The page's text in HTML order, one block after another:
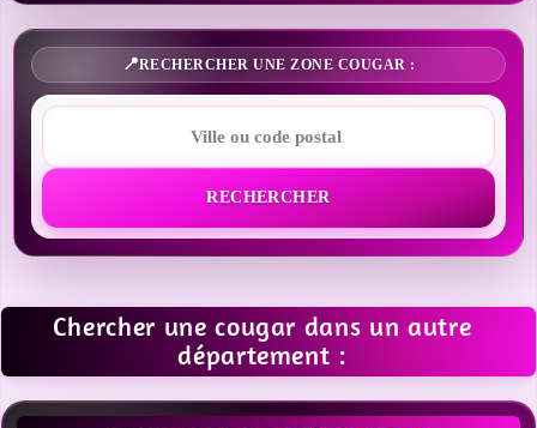
RECHERCHER UNE ZONE COUGAR :
RECHERCHER
Chercher une cougar dans un autre
département :